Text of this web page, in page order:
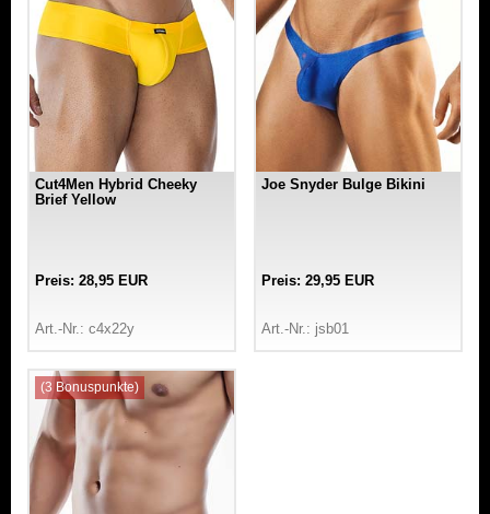
Cut4Men Hybrid Cheeky
Brief Yellow
Preis: 28,95 EUR
Art.-Nr.: c4x22y
Joe Snyder Bulge Bikini
Preis: 29,95 EUR
Art.-Nr.: jsb01
(3 Bonuspunkte)